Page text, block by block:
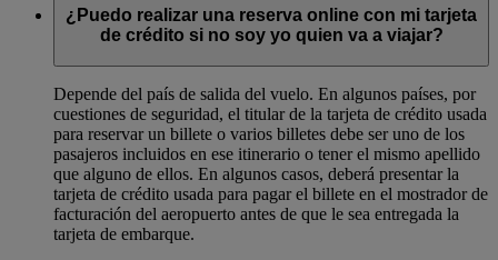
¿Puedo realizar una reserva online con mi tarjeta
de crédito si no soy yo quien va a viajar?
Depende del país de salida del vuelo. En algunos países, por
cuestiones de seguridad, el titular de la tarjeta de crédito usada
para reservar un billete o varios billetes debe ser uno de los
pasajeros incluidos en ese itinerario o tener el mismo apellido
que alguno de ellos. En algunos casos, deberá presentar la
tarjeta de crédito usada para pagar el billete en el mostrador de
facturación del aeropuerto antes de que le sea entregada la
tarjeta de embarque.